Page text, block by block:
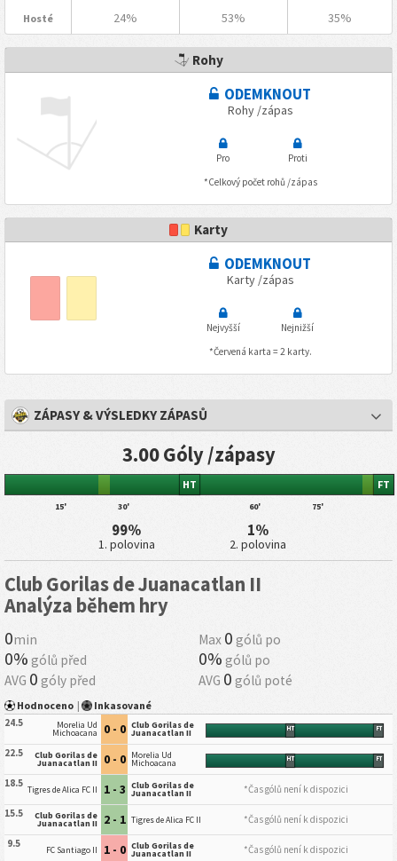
Hosté 24% 53% 35%
Rohy
ODEMKNOUT
Rohy /zápas
Pro
Proti
*Celkový počet rohů /zápas
Karty
ODEMKNOUT
Karty /zápas
Nejvyšší
Nejnižší
*Červená karta = 2 karty.
ZÁPASY & VÝSLEDKY ZÁPASŮ
3.00 Góly /zápasy
15' 30'
HT
60' 75'
FT
99%
1. polovina
1%
2. polovina
Club Gorilas de Juanacatlan II
Analýza během hry
0min Max 0 gólů po
0% gólů před 0% gólů po
AVG 0 góly před AVG 0 gólů poté
Hodnoceno | Inkasované
24.5 Morelia Ud
Michoacana 0 - 0 Club Gorilas de
Juanacatlan II HT FT
22.5 Club Gorilas de
Juanacatlan II 0 - 0 Morelia Ud
Michoacana HT FT
18.5 Tigres de Alica FC II 1 - 3 Club Gorilas de
Juanacatlan II
*Čas gólů není k dispozici
15.5
Club Gorilas de
Juanacatlan II 2 - 1 Tigres de Alica FC II
*Čas gólů není k dispozici
9.5
FC Santiago II 1 - 0 Club Gorilas de
Juanacatlan II
*Čas gólů není k dispozici